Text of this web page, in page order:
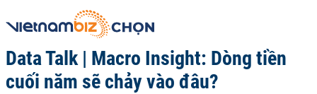
Data Talk | Macro Insight: Dòng tiền
cuối năm sẽ chảy vào đâu?